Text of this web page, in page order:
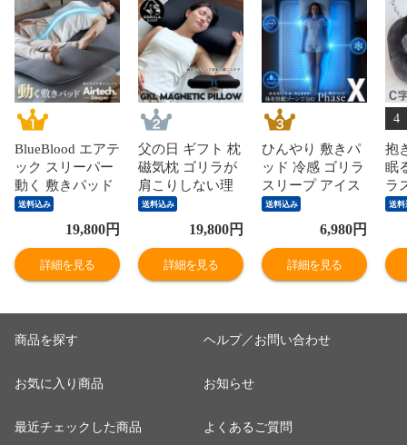
BlueBlood エアテ
ック スリーパー
動く 敷きパッド
AirTechSleeper ス
トレッチマット
フットケア 瞑想
入眠儀式 動的寝
具 ブルーブラッ
ッパー オーバー
レイ 新生活 父の
日 母の日 ギフト
送料込み
19,800円
詳細を見る
父の日 ギフト 枕
磁気枕 ゴリラが
肩こりしない理
由 GKL マグネテ
ィックピロー
GORILLA SLEEP
肩こり 首こり 枕
まくら マクラ 血
リープ 永久磁石
pillow MG 新生活
管理医療機器 お
送料込み
19,800円
詳細を見る
ひんやり 敷きパ
ッド 冷感 ゴリラ
スリープ アイス
シルク × PCM 接
触冷感 クール敷
きパッド Phase-X
（ブルー） ひん
やり 夏用 湿度セ
対策 さらさら ベ
ッドパッド
GORILLA SLEEP
送料込み
6,980円
詳細を見る
4
抱
眠
ラ
ト
ま
腰
送料
商品を探す
お気に入り商品
最近チェックした商品
ヘルプ／お問い合わせ
お知らせ
よくあるご質問